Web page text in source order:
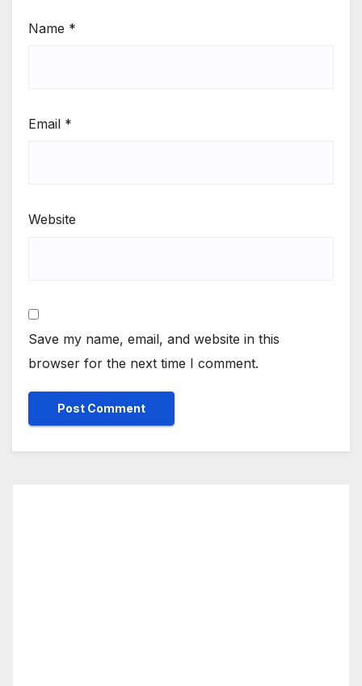
Name *
Email *
Website
Save my name, email, and website in this
browser for the next time I comment.